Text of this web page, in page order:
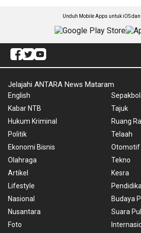
Unduh Mobile Apps untuk iOS
Jelajahi ANTARA News Mataram
English
Kabar NTB
Hukum Kriminal
Politik
Ekonomi Bisnis
Olahraga
Artikel
Lifestyle
Nasional
Nusantara
Foto
Tajuk
Ruang
Telaah
Otomotif
Tekno
Kesra
Budaya
Suara